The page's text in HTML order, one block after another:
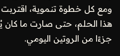
ومع كل خطوة تنموية،
هذا الحلم، حتى صارت ما كان
جزءًا من الروتين اليومي.